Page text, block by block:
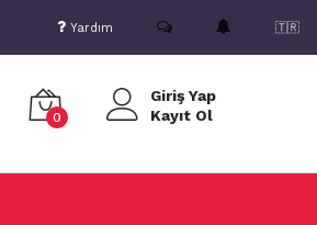
Yardım 🇹🇷
0
Giriş Yap
Kayıt Ol